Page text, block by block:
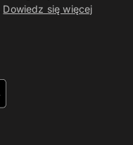
Dowiedz się więcej